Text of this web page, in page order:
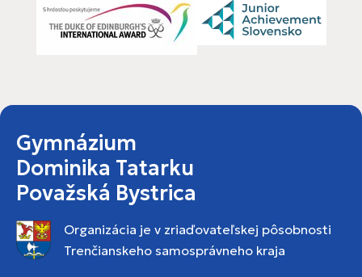
Gymnázium
Dominika Tatarku
Považská Bystrica
Organizácia je v zriaďovateľskej pôsobnosti
Trenčianskeho samosprávneho kraja